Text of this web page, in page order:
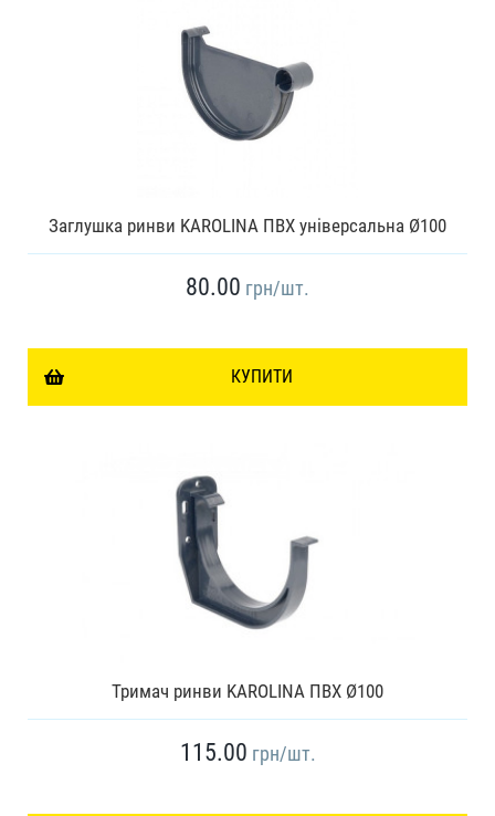
Заглушка ринви KAROLINA ПВХ універсальна Ø100
80.00 грн/шт.
КУПИТИ
Тримач ринви KAROLINA ПВХ Ø100
115.00 грн/шт.